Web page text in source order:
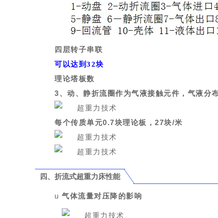
四层转子串联
可以达到 32块
理论塔板数
3、动、静折流圈作为气液接触元件，气液分
每个传质单元0.7块理论板， 27块/米
四、折流式超重力床性能
u 气体流量对压降的影响